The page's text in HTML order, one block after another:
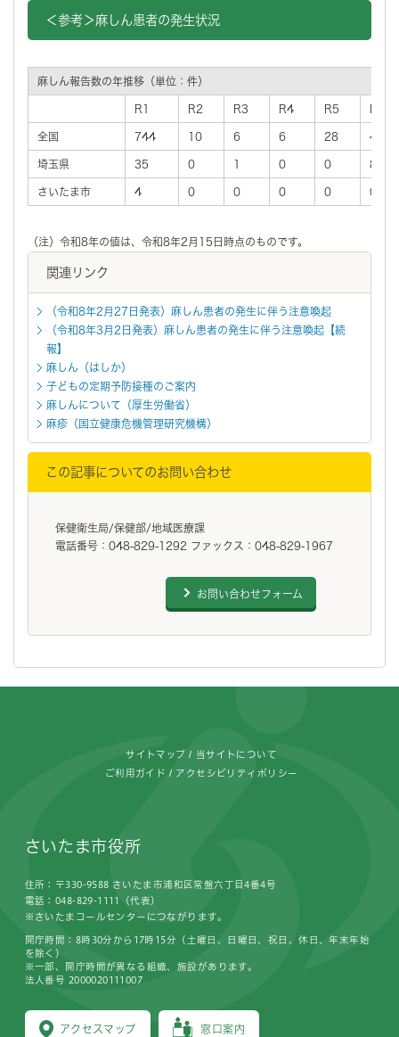
＜参考＞麻しん患者の発生状況
麻しん報告数の年推移（単位：件）
R1 R2 R3 R4 R5
全国 744 10 6 6 28 45
埼玉県 35 0 1 0 0 8
さいたま市 4 0 0 0 0 0
（注）令和8年の値は、令和8年2月15日時点のものです。
関連リンク
（令和8年2月27日発表）麻しん患者の発生に伴う注意喚起
（令和8年3月2日発表）麻しん患者の発生に伴う注意喚起【続
報】
麻しん（はしか）
子どもの定期予防接種のご案内
麻しんについて（厚生労働省）
麻疹（国立健康危機管理研究機構）
この記事についてのお問い合わせ
保健衛生局/保健部/地域医療課
電話番号：048-829-1292 ファックス：048-829-1967
お問い合わせフォーム
サイトマップ 当サイトについて
ご利用ガイド アクセシビリティポリシー
さいたま市役所
住所：〒330-9588 さいたま市浦和区常盤六丁目4番4号
電話：048-829-1111（代表）
※さいたまコールセンターにつながります。
アクセスマップ 窓口案内
開庁時間：8時30分から17時15分（土曜日、日曜日、祝日、休日、年末年始
を除く）
※一部、開庁時間が異なる組織、施設があります。
法人番号 2000020111007